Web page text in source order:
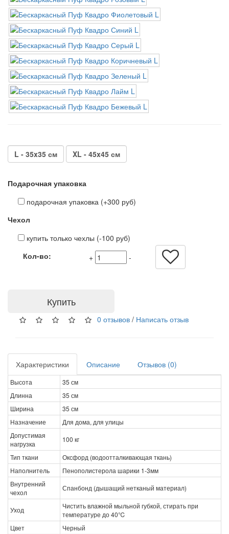
L - 35x35 см XL - 45x45 см
Подарочная упаковка
подарочная упаковка (+300 руб)
Чехол
купить только чехлы (-100 руб)
Кол-во:
+ -
Купить
0 отзывов / Написать отзыв
Характеристики Описание Отзывов (0)
Высота
35 см
Длинна
35 см
Ширина
35 см
Назначение
Для дома, для улицы
Допустимая
нагрузка
100 кг
Тип ткани
Оксфорд (водоотталкивающая ткань)
Наполнитель
Пенополистерола шарики 1-3мм
Внутренний
чехол
Спанбонд (дышащий нетканый материал)
Уход
Чистить влажной мыльной губкой, стирать при
температуре до 40℃
Цвет
Черный